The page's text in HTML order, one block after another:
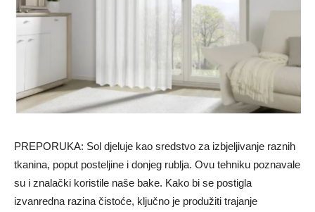
PREPORUKA: Sol djeluje kao sredstvo za izbjeljivanje raznih
tkanina, poput posteljine i donjeg rublja. Ovu tehniku ​​poznavale
su i znalački koristile naše bake. Kako bi se postigla
izvanredna razina čistoće, ključno je produžiti trajanje